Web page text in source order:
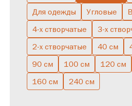
Для одежды
Угловые
4-х створчатые
3-х
2-х створчатые
40 см
90 см
100 см 120 см
160 см
240 см